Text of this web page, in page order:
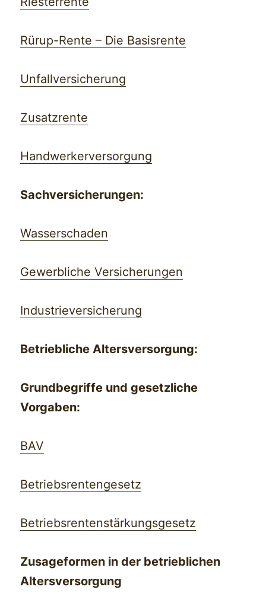
Rürup-Rente – Die Basisrente
Unfallversicherung
Zusatzrente
Handwerkerversorgung
Sachversicherungen:
Wasserschaden
Gewerbliche Versicherungen
Industrieversicherung
Betriebliche Altersversorgung:
Grundbegriffe und gesetzliche
Vorgaben:
BAV
Betriebsrentengesetz
Betriebsrentenstärkungsgesetz
Zusageformen in der betrieblichen
Altersversorgung